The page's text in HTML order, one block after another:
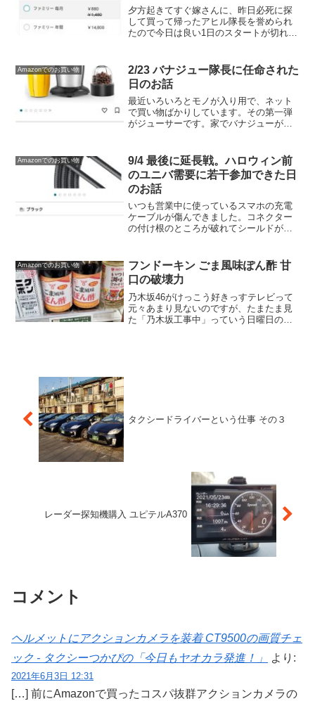
夕方起きてすぐ嫁さんに、昨日必死に探
して買って帰ったアヒル隊長を誉められ
たので今日は良い1日のスタートが切れそ
のはやめておきました。普段音楽を聴く
のにAmazon Mu...
Amazonでのお買い物
2/23 バナジュー隊長に任命された
日のお話
最近いろいろとモノが入り用で、ネット
で買い物ばかりしています。その第一弾
がジューサーです。家でバナジューが飲
ね。4千円で買えちゃいます。で、買って
から毎日のように私がバ...
Amazonでのお買い物
9/4 最後に延長戦。ハロウィン前
のユニバ需要に若干参加できた日
のお話
いつも営業中に使っているスマホの充電
ケーブルが傷んできました。コネクター
の付け根のところが破れてシールドが出
のでAnkerのこれにしましたセール中で2
本で1,25...
Amazonでのお買い物
フンドーキン ごま風味ぽん酢 甘
口の破壊力
乃木坂46がけっこう好きっすテレビって
元々あまり見ないのですが、たまたま見
た「乃木坂工事中」っていう日曜日の夜
タクシードライバーという仕事 その３
レーダー探知機購入 ユピテルA370
コメント
ヘルメットにアクションカメラを装着 CT9500の画質チェ
ック - タクシーつかぴの「今日もヤオカラ発進！」
より:
2021年6月3日 12:31
[…] 前にAmazonで買ったコスパ抜群アクションカメラの